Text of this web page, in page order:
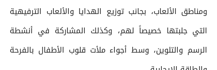
ومناطق الألعاب، بجانب توزيع الهدايا والألعاب الترفيهية
التي جلبتها خصيصاً لهم، وكذلك المشاركة في أنشطة
الرسم والتلوين، وسط أجواء ملأت قلوب الأطفال بالفرحة